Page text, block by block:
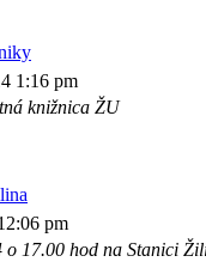
1:16 pm
knižnica ŽU
pm
o 17.00 hod na Stanici